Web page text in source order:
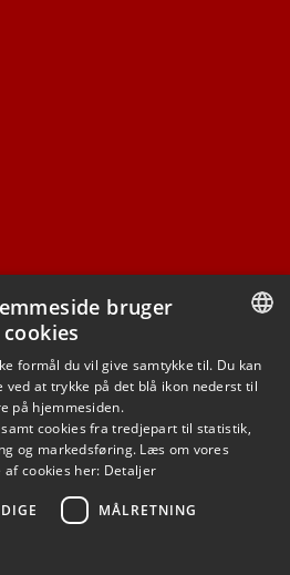
DANISH
ENGLISH
bruger
cookies
formål du vil give samtykke til. Du kan
at trykke på det blå ikon nederst til
på hjemmesiden.
cookies fra tredjepart til statistik,
og markedsføring. Læs om vores
af cookies her: Detaljer
MÅLRETNING